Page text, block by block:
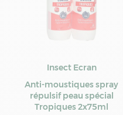
Insect Ecran
Anti-moustiques spray
répulsif peau spécial
Tropiques 2x75ml